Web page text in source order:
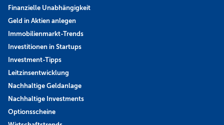
Finanzielle Unabhängigkeit
Geld in Aktien anlegen
Immobilienmarkt-Trends
Investitionen in Startups
Investment-Tipps
Leitzinsentwicklung
Nachhaltige Geldanlage
Nachhaltige Investments
Optionsscheine